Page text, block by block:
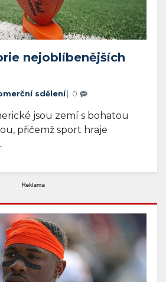
nejoblíbenějších
sdělení 0
jsou zemí s bohatou
přičemž sport hraje